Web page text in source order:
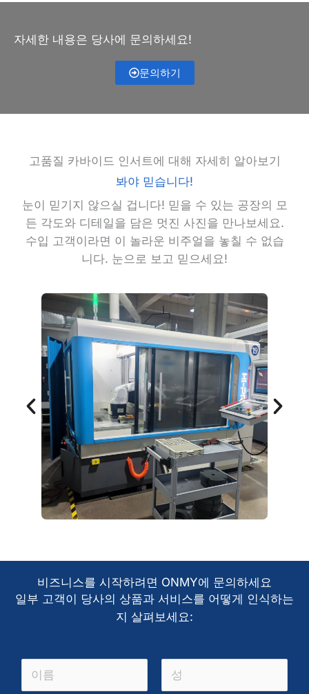
자세한 내용은 당사에 문의하세요!
문의하기
고품질 카바이드 인서트에 대해 자세히 알아보기
봐야 믿습니다!
눈이 믿기지 않으실 겁니다! 믿을 수 있는 공장의 모
든 각도와 디테일을 담은 멋진 사진을 만나보세요.
수입 고객이라면 이 놀라운 비주얼을 놓칠 수 없습
니다. 눈으로 보고 믿으세요!
비즈니스를 시작하려면 ONMY에 문의하세요
일부 고객이 당사의 상품과 서비스를 어떻게 인식하는
지 살펴보세요: